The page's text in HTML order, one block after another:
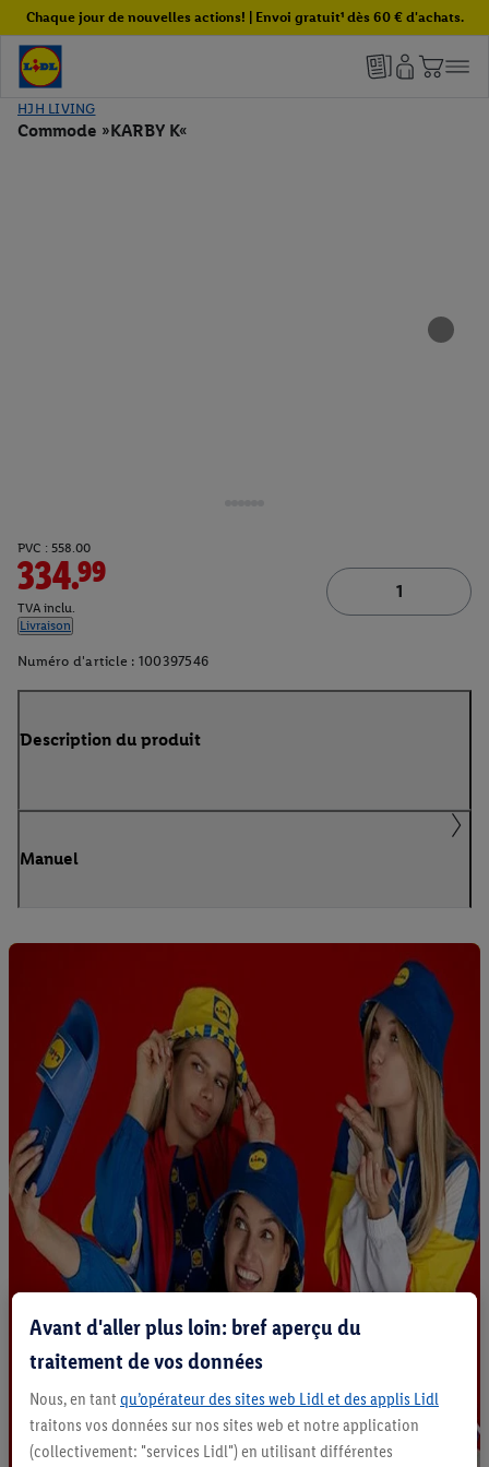
Chaque jour de nouvelles actions! | Envoi gratuit¹ dès 60 € d'achats.
HJH LIVING
Commode »KARBY K«
PVC : 558.00
334.99
TVA inclu.
Livraison
Numéro d'article : 100397546
Description du produit
Manuel
Avant d'aller plus loin: bref aperçu du
traitement de vos données
Nous, en tant qu’opérateur des sites web Lidl et des applis Lidl
traitons vos données sur nos sites web et notre application
(collectivement: "services Lidl") en utilisant différentes